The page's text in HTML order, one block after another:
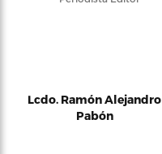
Lcdo. Ramón Alejandro
Pabón